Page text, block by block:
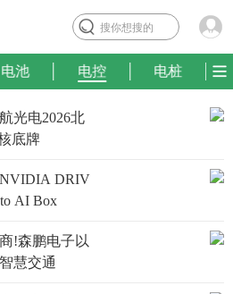
搜你想搜的
电池 电控 电桩
光电2026北
底牌
DRIV
AI Box
!森鹏电子以
慧交通